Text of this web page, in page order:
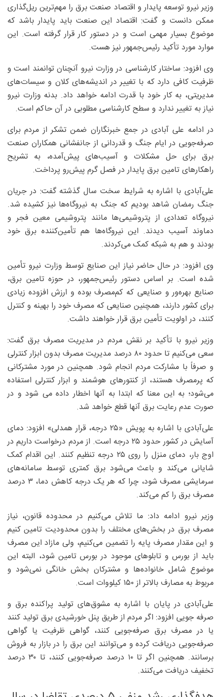
وزیر نیرو توسعه پایدار و اقتصاد صنعت برق را مهم‌ترین ریل‌گذاری
ممکن دانست و گفت: اقتصاد این صنعت باید پایدار باشد که
موضوع بسیار مهمی است و در دستور کار قرار گرفته است. این
موارد مورد تأکید رئیس‌جمهور نیز هست.
وی افزود: ساختار کارشناسی در وزارت نیرو آنچنان توانمند است و
ظرفیت کافی دارد که با تغییر در اندیشه‌های کلان و سیسات‌های
مدیریتی، به کار خود با قدرت ادامه خواهد داد. بدنه وزارت نیرو
نیاز به تغییر ندارد و سطح کارشناسی مطلوبی در آن حاکم است.
در ادامه علی آبادی در جمع خبرنگاران ضمن تشکر از مردم برای
صرفه‌جویی در ایام جنگ و قدردانی از جانفشانی همکاران صنعت
برق برای حل مشکلات و آسیب‌های پیش‌آمده، به تشریح
راهکارهای تامین برق پایدار در فصل گرم پیش‌رو پرداخت.
علی‌آبادی با اشاره به شرایط سخت سال گذشته گفت: در جریان
جنگ رمضان شاهد بودیم که جنگ به نیروگاه‌ها نیز کشیده شد.
نیروگاه تعدادی از پتروشیمی‌ها مانند پتروشیمی معین فجر و
دماوند آسیب دیدند. این نیروگاه‌ها هم تأمین‌کننده برق خود
بودند و هم به شبکه کمک می‌کردند.
وی افزود: در حال حاضر نیاز این صنایع توسط وزارت نیرو تأمین
شده است. بر اساس دستور رئیس‌جمهور، در حوزه تامین برق،
صنایع بهره‌ور و صنایعی که کم‌مصرف بوده و ارزش افزوده زیادی
برای کشور دارند، همچنین صنایعی که مصرف خود را بهینه و کنترل
کنند، در اولویت تأمین برق قرار خواهند داشت.
وزیر نیرو با تأکید بر نقش مردم در مدیریت مصرف برق گفت:
سعی می‌کنیم تا حدود ۸۰ درصد مدیریت مصرف بدون ابزار کنترلی
و صرفاً با مشارکت مردم انجام شود. همچنین در مورد مشترکانی
که پرمصرف هستند، از کنتورهای هوشمند و ابزار کنترلی استفاده
می‌شود؛ به این معنا که ابتدا به آنها اخطار داده می شود و در
صورت عدم رعایت برق آنها قطع خواهد شد.
علی‌آبادی با اشاره به پویش «۲۵ درجه، قرار همدلی» افزود: دمای
آسایش در کشور حدود ۲۵ درجه است. از مردم درخواست داریم در
اوج بار، دمای منزل را روی ۲۵ درجه تنظیم کنند. این اقدام کمک
شایانی می‌کند و باعث می‌شود برق کمتری توسط سامانه‌های
سرمایشی مصرف شود، چرا که هر یک درجه کاهش دما، ۳ درصد
مصرف برق را کم می‌کند.
وزیر نیرو ادامه داد: ما تلاش می‌کنیم در محدوده قانون، نیاز
مصرف برق در بخش‌های مختلف را بدون محدودیت تامین کنیم
و این مقدار مصرف پایه را تضمین می‌کنیم، ولی مازاد این مصرف
باید از بورس و تابلوهای موجود در بورس تامین شود، البته این
موضوع شامل خانواده‌ها و مشترکان بخش خانگی نمی‌شود و
مربوط به مصارف بالاتر از ۱۵۰ کیلووات است.
علی‌آبادی در پایان با اشاره به مشوق‌های تولید پراکنده برق و
صرفه جویی افزود: اگر مردم از طریق پنل خورشیدی برق تولید کنند
یا در مصرف برق صرفه‌جویی کنند، گواهی ظرفیت یا گواهی
صرفه‌جویی دریافت کرده و می‌توانند این برق را در بازار به فروش
برسانند. همچنین اگر تا ۱۰ درصد صرفه‌جویی کنند، تا ۳۰ درصد
تخفیف دریافت می‌کنند.